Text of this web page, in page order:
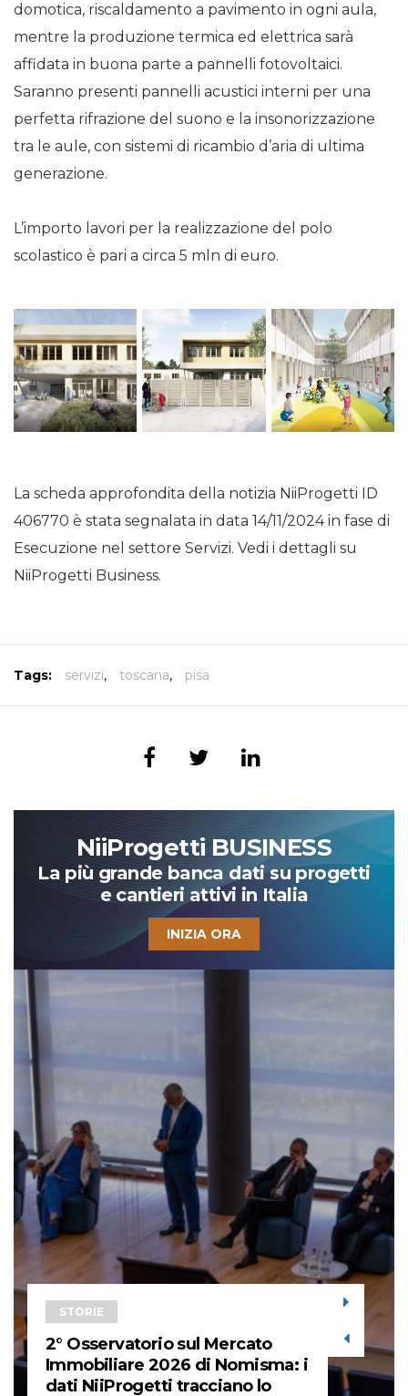
domotica, riscaldamento a pavimento in ogni aula,
mentre la produzione termica ed elettrica sarà
affidata in buona parte a pannelli fotovoltaici.
Saranno presenti pannelli acustici interni per una
perfetta rifrazione del suono e la insonorizzazione
tra le aule, con sistemi di ricambio d’aria di ultima
generazione.
L’importo lavori per la realizzazione del polo
scolastico è pari a circa 5 mln di euro.
La scheda approfondita della notizia NiiProgetti ID
406770 è stata segnalata in data 14/11/2024 in fase di
Esecuzione nel settore Servizi. Vedi i dettagli su
NiiProgetti Business.
Tags: servizi, toscana, pisa
NiiProgetti BUSINESS
La più grande banca dati su progetti
e cantieri attivi in Italia
INIZIA ORA
STORIE
2° Osservatorio sul Mercato
Immobiliare 2026 di Nomisma: i
dati NiiProgetti tracciano lo